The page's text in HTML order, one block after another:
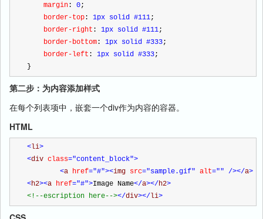
    margin
: 0;
    border-top
: 1px solid #111;
    border-right
: 1px solid #111;
    border-bottom
: 1px solid #333;
    border-left
: 1px solid #333;
}
第二步：为内容添加样式
在每个列表项中，嵌套一个div作为内容的容器。
HTML
<li>
<div class="content_block">
<a href="#"><img src="sample.gif" alt="" /></a>
<h2><a href="#">Image Name</a></h2>
<!--escription here--></div></li>